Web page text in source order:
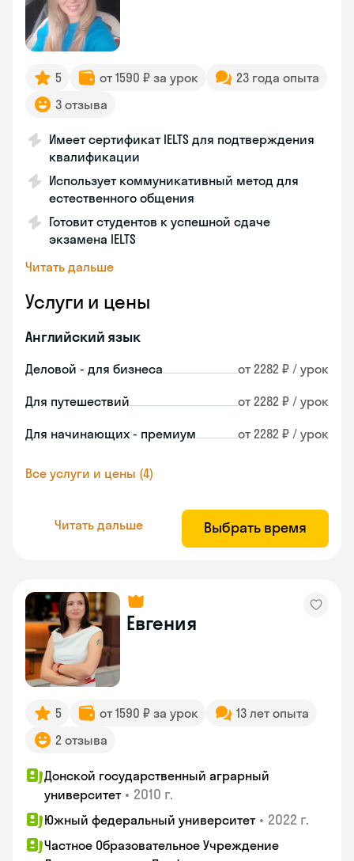
5 от 1590 ₽ за урок
23 года опыта
3 отзыва
Имеет сертификат IELTS для подтверждения
квалификации
Использует коммуникативный метод для
естественного общения
Готовит студентов к успешной сдаче
экзамена IELTS
Читать дальше
Услуги и цены
Английский язык
Деловой - для бизнеса от 2282 ₽ / урок
Для путешествий от 2282 ₽ / урок
Для начинающих - премиум от 2282 ₽ / урок
Все услуги и цены (4)
Читать дальше Выбрать время
Евгения
5 от 1590 ₽ за урок
13 лет опыта
2 отзыва
Донской государственный аграрный
университет • 2010 г.
Южный федеральный университет • 2022 г.
Частное Образовательное Учреждение